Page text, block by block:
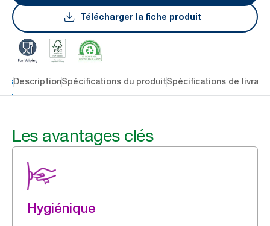
Télécharger la fiche produit
DescriptionSpécifications du produitSpécifications de
Les avantages clés
Hygiénique